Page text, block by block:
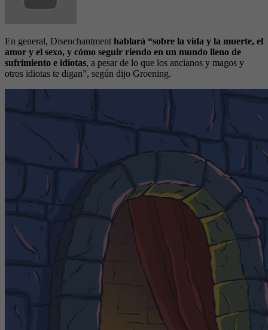
En general, Disenchantment hablará “sobre la vida y la muerte, el
amor y el sexo, y cómo seguir riendo en un mundo lleno de
sufrimiento e idiotas, a pesar de lo que los ancianos y magos y
otros idiotas te digan”, según dijo Groening.